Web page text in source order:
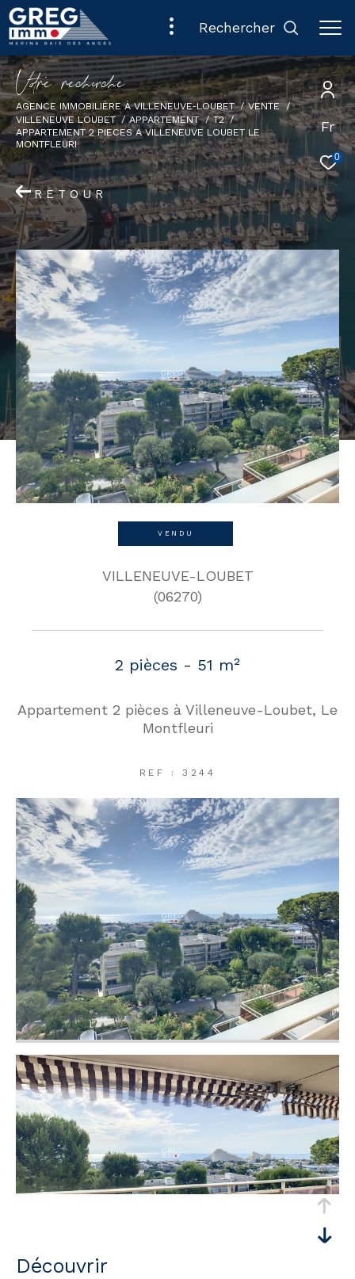
Fr
0
rechercher
Vore recece
AGENCE IMMOBILIÈRE À VILLENEUVE-LOUBET
VENTE
VILLENEUVE LOUBET
APPARTEMENT
T2
APPARTEMENT 2 PIECES A VILLENEUVE LOUBET LE
MONTFLEURI
RETOUR
VENDU
VILLENEUVE-LOUBET
(06270)
2 pièces - 51 m²
Appartement 2 pièces à Villeneuve-Loubet, Le
Montfleuri
REF : 3244
découvrir